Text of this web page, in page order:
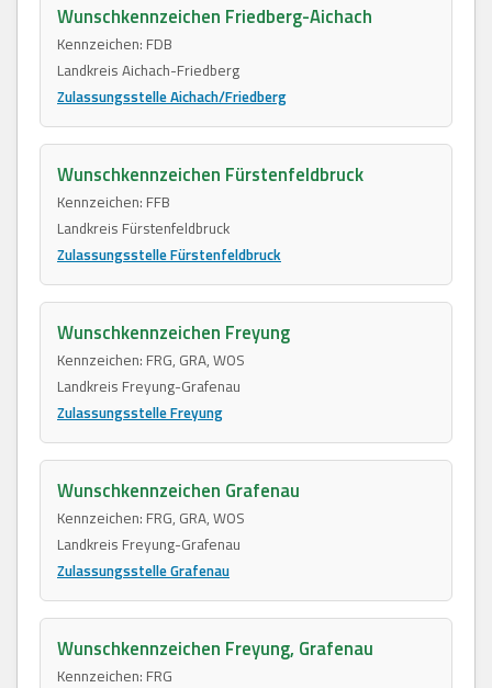
Wunschkennzeichen Friedberg-Aichach
Kennzeichen: FDB
Landkreis Aichach-Friedberg
Zulassungsstelle Aichach/Friedberg
Wunschkennzeichen Fürstenfeldbruck
Kennzeichen: FFB
Landkreis Fürstenfeldbruck
Zulassungsstelle Fürstenfeldbruck
Wunschkennzeichen Freyung
Kennzeichen: FRG, GRA, WOS
Landkreis Freyung-Grafenau
Zulassungsstelle Freyung
Wunschkennzeichen Grafenau
Kennzeichen: FRG, GRA, WOS
Landkreis Freyung-Grafenau
Zulassungsstelle Grafenau
Wunschkennzeichen Freyung, Grafenau
Kennzeichen: FRG